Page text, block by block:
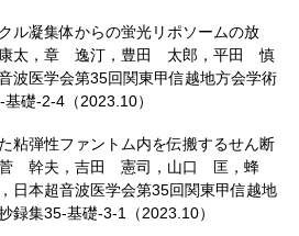
ル凝集体からの蛍光リポソームの放
太，章 逸汀，豊田 太郎，平田 慎
波医学会第35回関東甲信越地方会学術
礎-2-4（2023.10）
粘弾性ファントム内を伝搬するせん断
幹夫，吉田 憲司，山口 匡，蜂
本超音波医学会第35回関東甲信越地
録集35-基礎-3-1（2023.10）